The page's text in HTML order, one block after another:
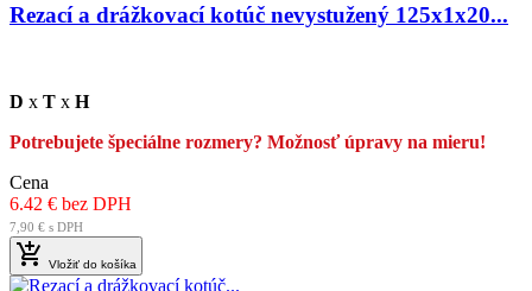
Rezací a drážkovací kotúč nevystužený 125x1x20...
D x T x H
Potrebujete špeciálne rozmery? Možnosť úpravy na mieru!
Cena
6.42 € bez DPH
7,90 € s DPH
 Vložiť do košíka